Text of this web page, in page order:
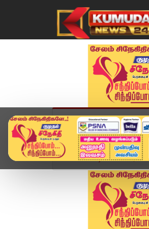
முகப்பு விளையாட்டு
Home வீடியோ ஸ்டோரி